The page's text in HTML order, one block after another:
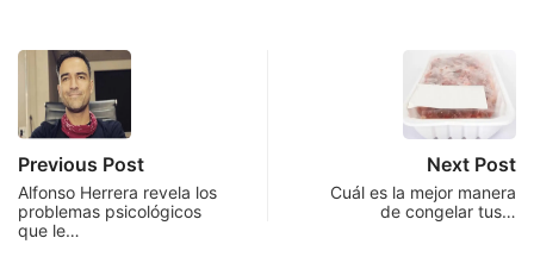
Previous Post
Alfonso Herrera revela los
problemas psicológicos
que le…
Next Post
Cuál es la mejor manera
de congelar tus…